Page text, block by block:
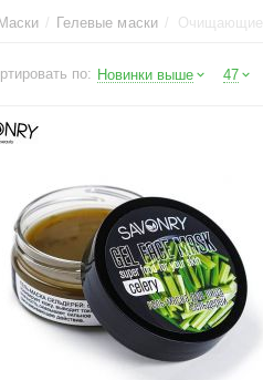
Маски / Гелевые маски / Очищающие
по: Новинки выше 47